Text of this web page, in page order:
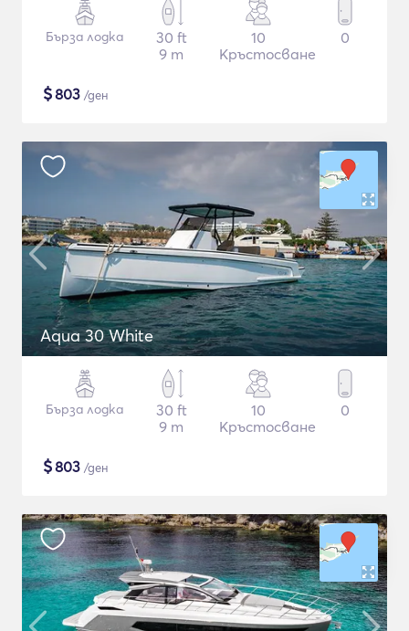
Бърза лодка
30 ft
9 m
10
Кръстосване
0
$803 /ден
Aqua 30 White
Бърза лодка
30 ft
9 m
10
Кръстосване
0
$803 /ден